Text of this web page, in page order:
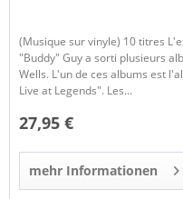
(Musique sur vinyle) 10 titres
"Buddy" Guy a sorti plusieurs
Wells. L'un de ces albums est
Live at Legends". Les...
27,95 €
mehr Informationen